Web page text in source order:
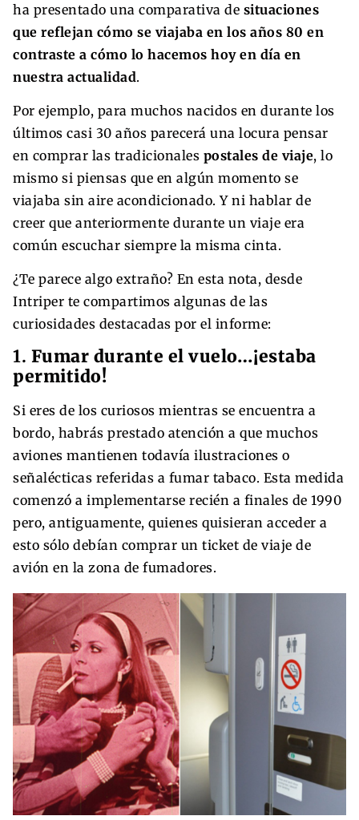
ha presentado una comparativa de situaciones
que reflejan cómo se viajaba en los años 80 en
contraste a cómo lo hacemos hoy en día en
nuestra actualidad.
Por ejemplo, para muchos nacidos en durante los
últimos casi 30 años parecerá una locura pensar
en comprar las tradicionales postales de viaje, lo
mismo si piensas que en algún momento se
viajaba sin aire acondicionado. Y ni hablar de
creer que anteriormente durante un viaje era
común escuchar siempre la misma cinta.
¿Te parece algo extraño? En esta nota, desde
Intriper te compartimos algunas de las
curiosidades destacadas por el informe:
1. Fumar durante el vuelo…¡estaba
permitido!
Si eres de los curiosos mientras se encuentra a
bordo, habrás prestado atención a que muchos
aviones mantienen todavía ilustraciones o
señalécticas referidas a fumar tabaco. Esta medida
comenzó a implementarse recién a finales de 1990
pero, antiguamente, quienes quisieran acceder a
esto sólo debían comprar un ticket de viaje de
avión en la zona de fumadores.